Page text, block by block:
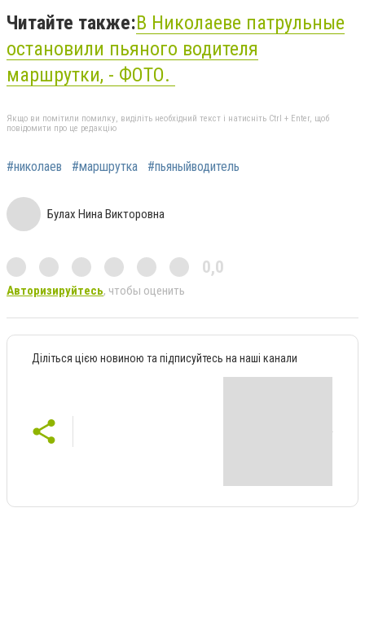
Читайте также:В Николаеве патрульные
остановили пьяного водителя
маршрутки, - ФОТО.
Якщо ви помітили помилку, виділіть необхідний текст і натисніть Ctrl + Enter, щоб
повідомити про це редакцію
#николаев #маршрутка #пьяныйводитель
Булах Нина Викторовна
0,0
Авторизируйтесь, чтобы оценить
Діліться цією новиною та підписуйтесь на наші канали